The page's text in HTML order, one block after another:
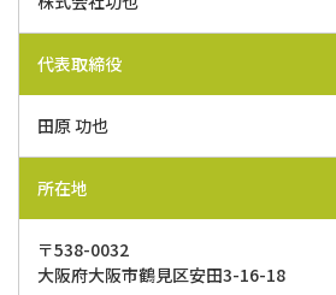
代表取締役
田原 功也
所在地
〒538-0032
​​​​​​大阪府大阪市鶴見区安田3-16-18